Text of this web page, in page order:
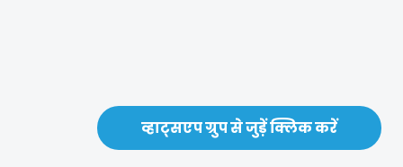
व्हाट्सएप ग्रुप से जुड़ें क्लिक करें